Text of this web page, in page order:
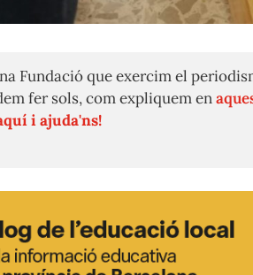
Fundació que exercim el
fer sols, com expliquem en
i ajuda'ns!